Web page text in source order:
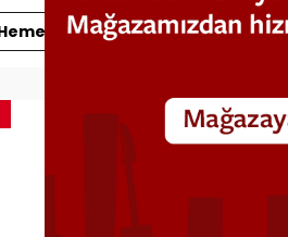
Al Sepete Ekle